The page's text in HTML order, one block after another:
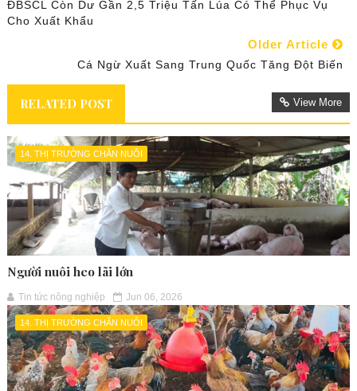
ĐBSCL Còn Dư Gần 2,5 Triệu Tấn Lúa Có Thể Phục Vụ
Cho Xuất Khẩu
Older Article
Cá Ngừ Xuất Sang Trung Quốc Tăng Đột Biến
RELATED POST View More
14. THỊ TRƯỜNG CHĂN NUÔI
Người nuôi heo lãi lớn
Tin tức nông nghiệp Jun 06, 2026
14. THỊ TRƯỜNG CHĂN NUÔI